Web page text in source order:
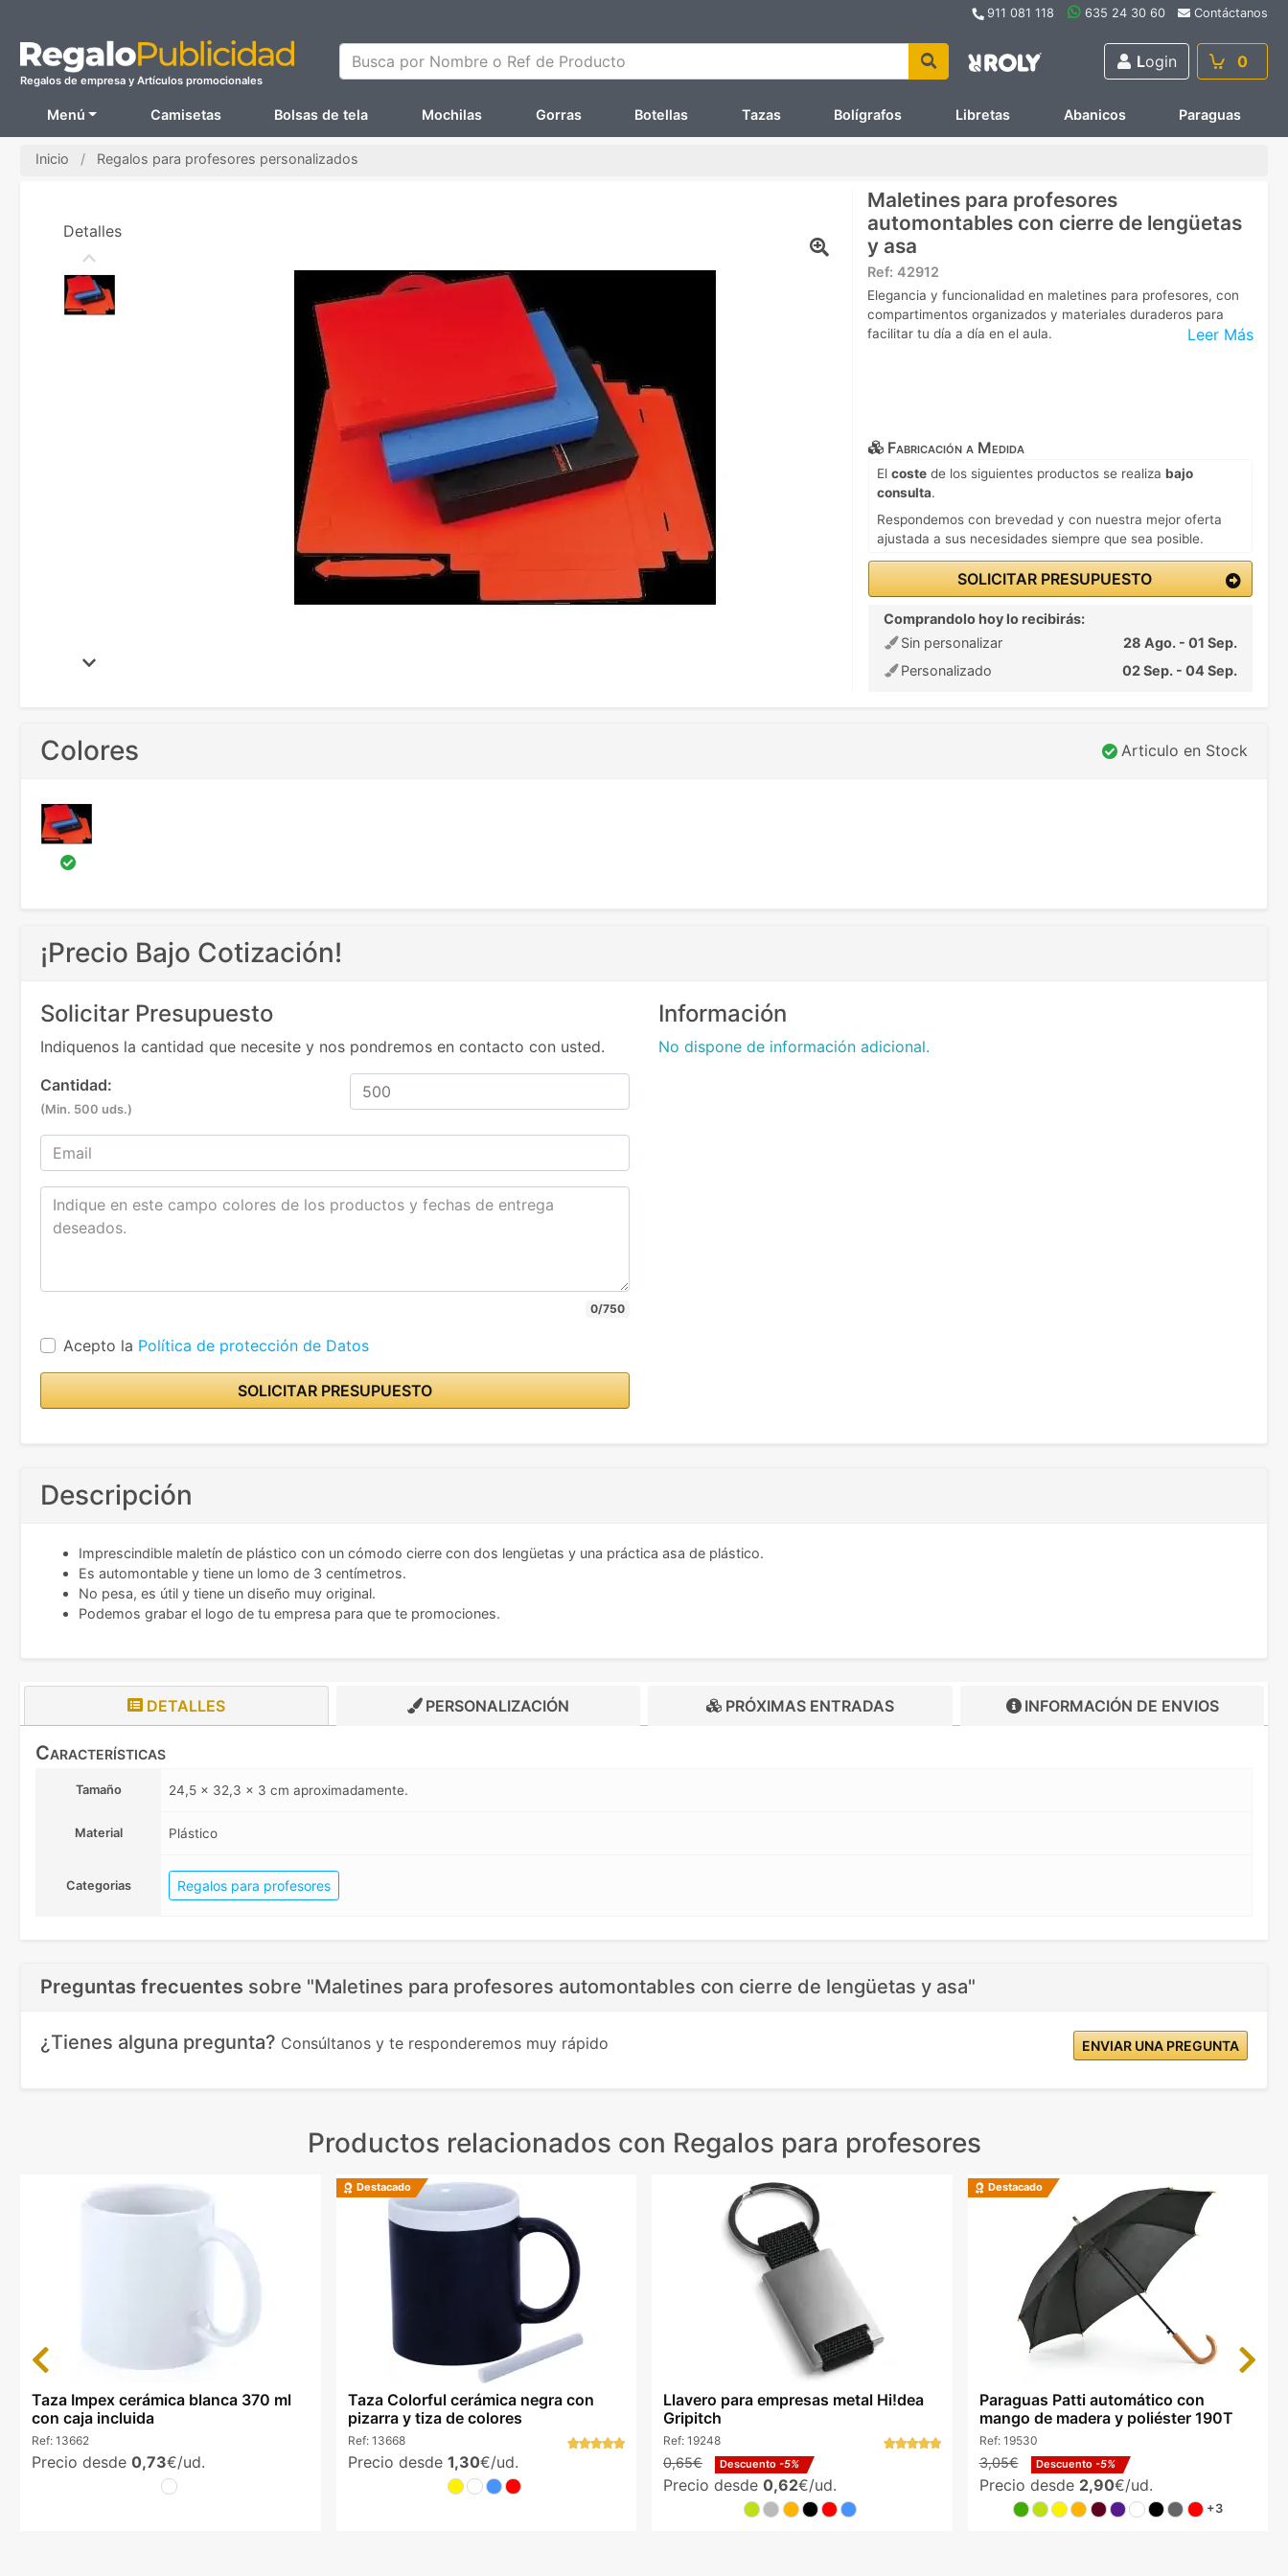
911 081 118 635 24 30 60 Contáctanos
Regalos de empresa y Artículos promocionales
Busca por Nombre o Ref de Producto Login 0
Menú Camisetas Bolsas de tela Mochilas Gorras Botellas Tazas Bolígrafos Libretas Abanicos Paraguas
Inicio Regalos para profesores personalizados
Maletines para profesores
automontables con cierre de lengüetas
y asa
Ref: 42912
Leer Más
Elegancia y funcionalidad en maletines para profesores, con
compartimentos organizados y materiales duraderos para
facilitar tu día a día en el aula.
Fabricación a Medida
El coste de los siguientes productos se realiza bajo
consulta.
Respondemos con brevedad y con nuestra mejor oferta
ajustada a sus necesidades siempre que sea posible.
SOLICITAR PRESUPUESTO
Comprandolo hoy lo recibirás:
Sin personalizar
28 Ago. - 01 Sep.
Personalizado
02 Sep. - 04 Sep.
Detalles
Colores Articulo en Stock
¡Precio Bajo Cotización!
Solicitar Presupuesto
Indiquenos la cantidad que necesite y nos pondremos en contacto con usted.
Cantidad:
(Min. 500 uds.)
0/750
Acepto la Política de protección de Datos
SOLICITAR PRESUPUESTO
Información
No dispone de información adicional.
Descripción
Imprescindible maletín de plástico con un cómodo cierre con dos lengüetas y una práctica asa de plástico.
Es automontable y tiene un lomo de 3 centímetros.
No pesa, es útil y tiene un diseño muy original.
Podemos grabar el logo de tu empresa para que te promociones.
DETALLES PERSONALIZACIÓN PRÓXIMAS ENTRADAS INFORMACIÓN DE ENVIOS
Características
Tamaño 24,5 x 32,3 x 3 cm aproximadamente.
Material Plástico
Categorias Regalos para profesores
Preguntas frecuentes sobre "Maletines para profesores automontables con cierre de lengüetas y asa"
¿Tienes alguna pregunta? Consúltanos y te responderemos muy rápido ENVIAR UNA PREGUNTA
Productos relacionados con Regalos para profesores
Taza Impex cerámica blanca 370 ml
con caja incluida
Ref: 13662
Precio desde 0,73€/ud.
Destacado
Taza Colorful cerámica negra con
pizarra y tiza de colores
Ref: 13668
Precio desde 1,30€/ud.
Llavero para empresas metal Hi!dea
Gripitch
Ref: 19248
0,65€ Descuento -5%
Precio desde 0,62€/ud.
Destacado
Paraguas Patti automático con
mango de madera y poliéster 190T
Ref: 19530
3,05€ Descuento -5%
Precio desde 2,90€/ud.
+3
Previous Next